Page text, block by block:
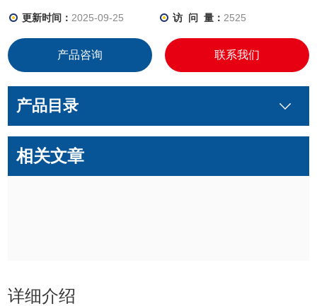
更新时间： 2025-09-25 访 问 量： 2525
产品咨询 联系我们
产品目录
相关文章
详细介绍